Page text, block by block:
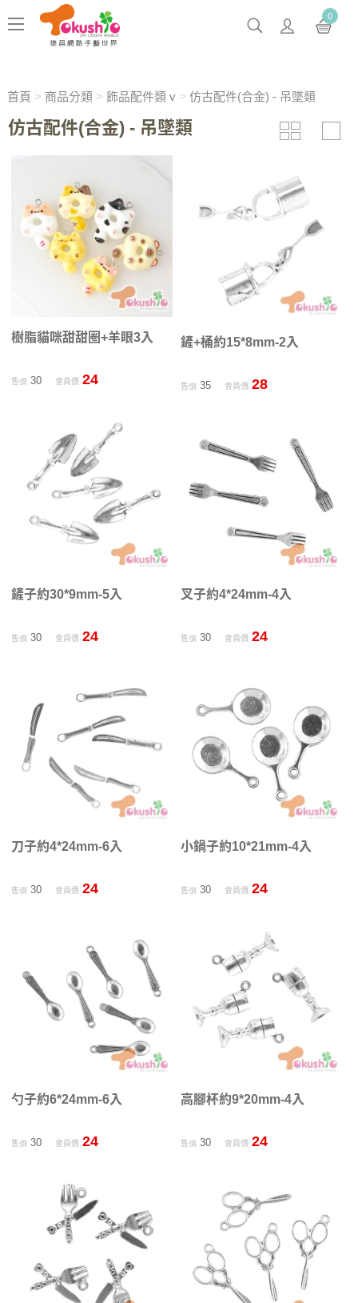
0
首頁 > 商品分類> 飾品配件類 v> 仿古配件(合金) - 吊墜類
仿古配件(合金) - 吊墜類
樹脂貓咪甜甜圈+羊眼3入
售價30 會員價 24
鏟+桶約15*8mm-2入
售價 35 會員價 28
鏟子約30*9mm-5入
售價30 會員價 24
叉子約4*24mm-4入
售價 30 會員價 24
刀子約4*24mm-6入
售價30 會員價 24
小鍋子約10*21mm-4入
售價 30 會員價 24
勺子約6*24mm-6入
售價30 會員價 24
高腳杯約9*20mm-4入
售價 30 會員價 24